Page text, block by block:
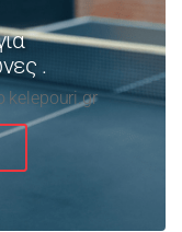
.
kelepouri.gr